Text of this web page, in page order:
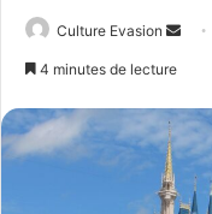
Culture Evasion
y
r
4 minutes de lecture